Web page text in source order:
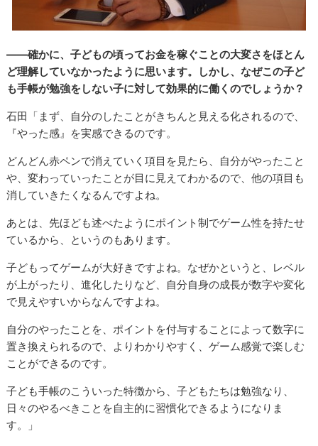
――確かに、子どもの頃ってお金を稼ぐことの大変さをほとん
ど理解していなかったように思います。しかし、なぜこの子ど
も手帳が勉強をしない子に対して効果的に働くのでしょうか？
石田「まず、自分のしたことがきちんと見える化されるので、
『やった感』を実感できるのです。
どんどん赤ペンで消えていく項目を見たら、自分がやったこと
や、変わっていったことが目に見えてわかるので、他の項目も
消していきたくなるんですよね。
あとは、先ほども述べたようにポイント制でゲーム性を持たせ
ているから、というのもあります。
子どもってゲームが大好きですよね。なぜかというと、レベル
が上がったり、進化したりなど、自分自身の成長が数字や変化
で見えやすいからなんですよね。
自分のやったことを、ポイントを付与することによって数字に
置き換えられるので、よりわかりやすく、ゲーム感覚で楽しむ
ことができるのです。
子ども手帳のこういった特徴から、子どもたちは勉強なり、
日々のやるべきことを自主的に習慣化できるようになりま
す。」